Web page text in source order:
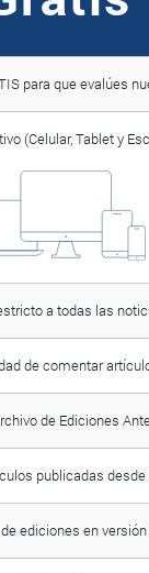
para que evalúes
(Celular, Tablet y
a todas las
de comentar
de Ediciones
publicadas desde
ediciones en versión